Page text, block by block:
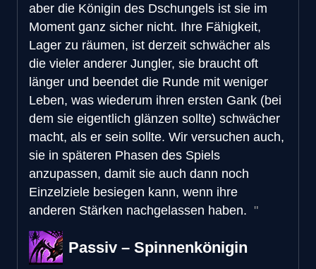
aber die Königin des Dschungels ist sie im
Moment ganz sicher nicht. Ihre Fähigkeit,
Lager zu räumen, ist derzeit schwächer als
die vieler anderer Jungler, sie braucht oft
länger und beendet die Runde mit weniger
Leben, was wiederum ihren ersten Gank (bei
dem sie eigentlich glänzen sollte) schwächer
macht, als er sein sollte. Wir versuchen auch,
sie in späteren Phasen des Spiels
anzupassen, damit sie auch dann noch
Einzelziele besiegen kann, wenn ihre
anderen Stärken nachgelassen haben.
Passiv – Spinnenkönigin